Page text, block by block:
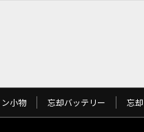
小物 忘却バッテリー 忘